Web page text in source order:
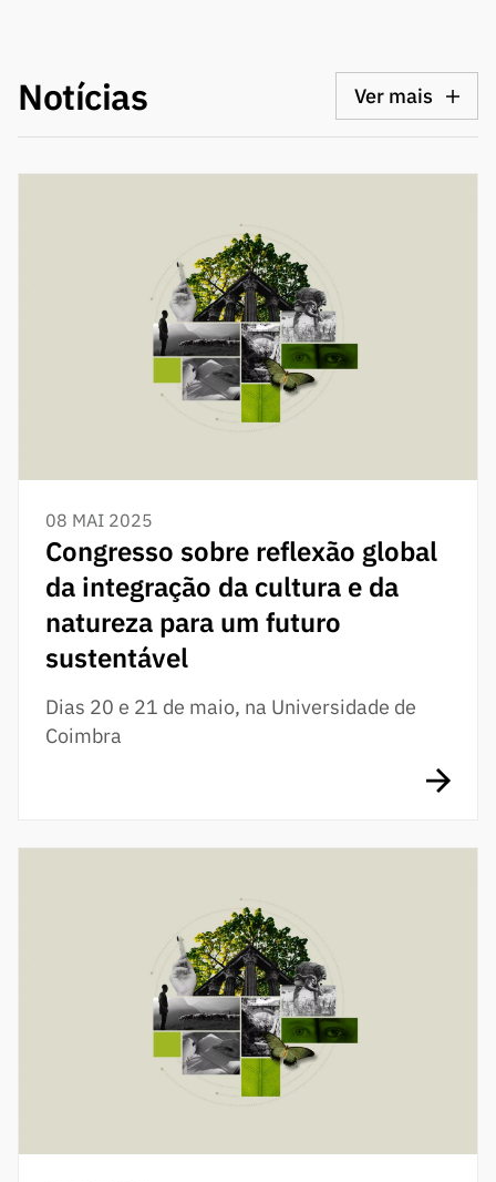
Notícias Ver mais
08 MAI 2025
Congresso sobre reflexão global
da integração da cultura e da
natureza para um futuro
sustentável
Dias 20 e 21 de maio, na Universidade de
Coimbra